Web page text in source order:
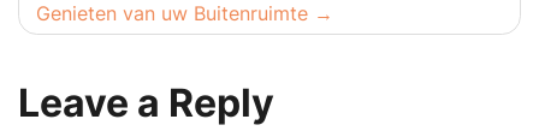
Genieten van uw Buitenruimte
Leave a Reply